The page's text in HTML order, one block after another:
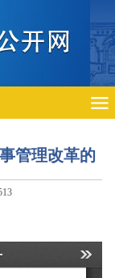
管理改革的